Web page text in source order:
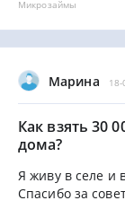
Микрозаймы
Марина
Как взять 30
дома?
Я живу в селе и
Спасибо за